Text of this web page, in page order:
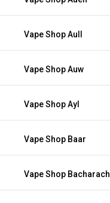
Vape Shop Aull
Vape Shop Auw
Vape Shop Ayl
Vape Shop Baar
Vape Shop Bacharach